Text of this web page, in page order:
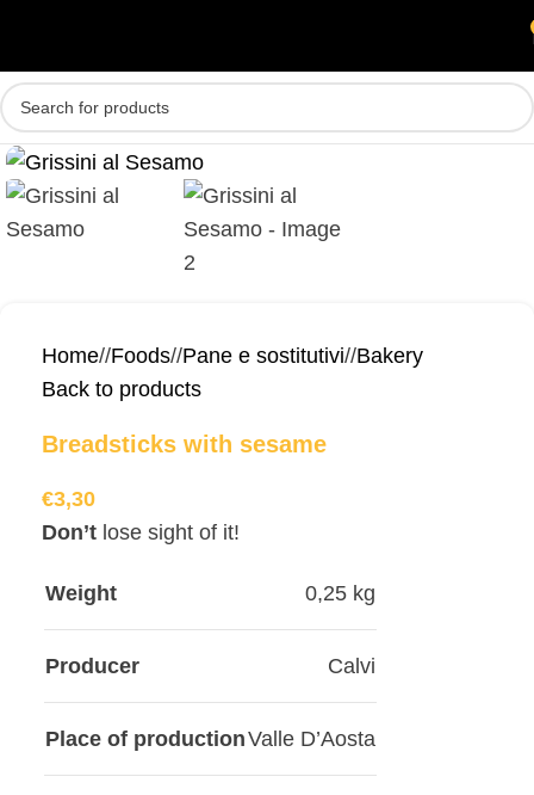
Home/ Foods/ Pane e sostitutivi/ Bakery
Back to products
Breadsticks with sesame
€3,30
Don’t lose sight of it!
Weight 0,25 kg
Producer Calvi
Place of productionValle D’Aosta